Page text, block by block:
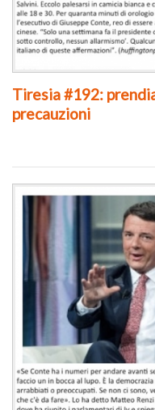
Tiresia #192:
precauzioni